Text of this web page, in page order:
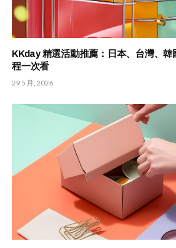
KKday 精選活動推薦：日本、台灣、韓
程一次看
29 5 月, 2026